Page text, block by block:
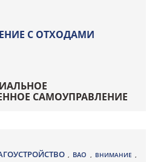
С ОТХОДАМИ
САМОУПРАВЛЕНИЕ
, ВАО , ВНИМАНИЕ ,